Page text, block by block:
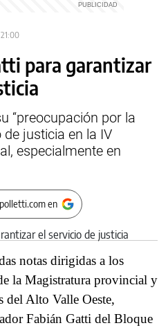
21:00
para garantizar
“preocupación por la
justicia en la IV
especialmente en
en
notas dirigidas a los
la Magistratura provincial y
del Alto Valle Oeste,
Fabián Gatti del Bloque